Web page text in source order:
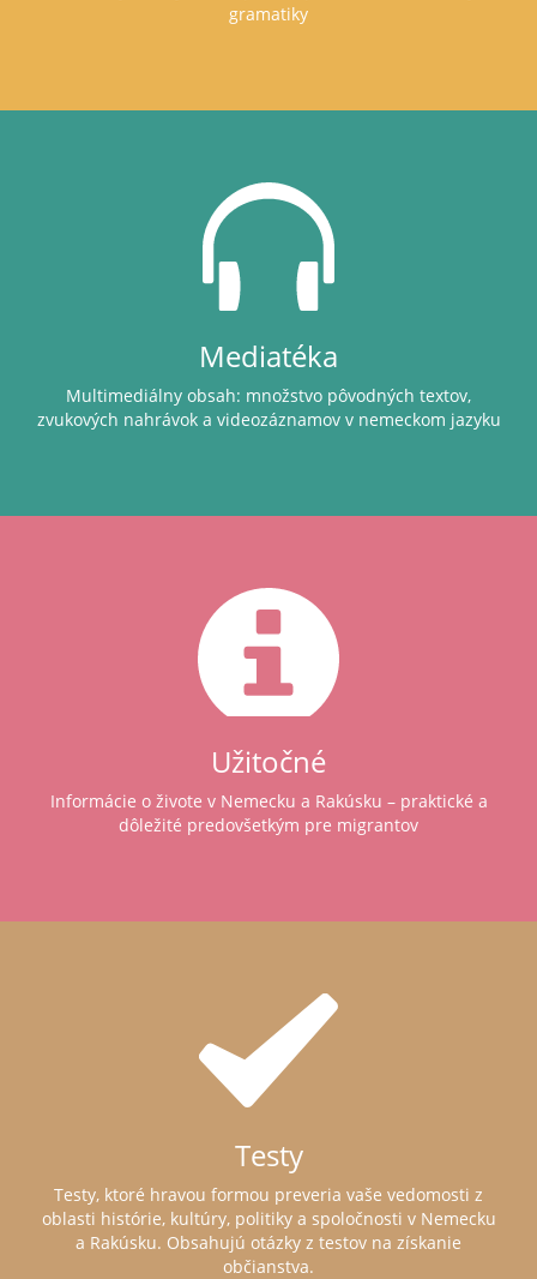
gramatiky
Mediatéka
Multimediálny obsah: množstvo pôvodných textov,
zvukových nahrávok a videozáznamov v nemeckom jazyku
Užitočné
Informácie o živote v Nemecku a Rakúsku – praktické a
dôležité predovšetkým pre migrantov
Testy
Testy, ktoré hravou formou preveria vaše vedomosti z
oblasti histórie, kultúry, politiky a spoločnosti v Nemecku
a Rakúsku. Obsahujú otázky z testov na získanie
občianstva.